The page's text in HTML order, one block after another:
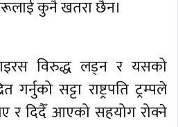
कुनै खतरा छैन।
विरुद्ध लड्न र यसको
गर्नुको सट्टा राष्ट्रपति ट्रम्पले
र दिदैँ आएको सहयोग रोक्ने